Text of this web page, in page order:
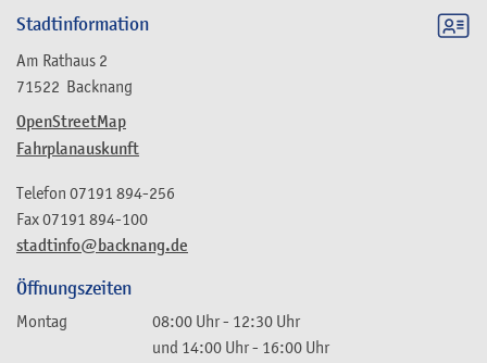
Stadtinformation
Am Rathaus 2
71522 Backnang
OpenStreetMap
Fahrplanauskunft
stadtinfo@backnang.de
Telefon 07191 894-256
Fax07191 894-100
Öffnungszeiten
Montag 08:00 Uhr- 12:30 Uhr
und 14:00 Uhr- 16:00 Uhr